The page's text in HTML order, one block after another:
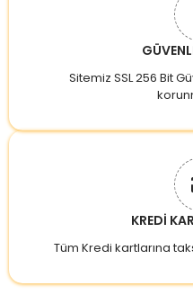
Sitemiz SSL 256 Bit
KREDİ
Tüm Kredi kartlarına